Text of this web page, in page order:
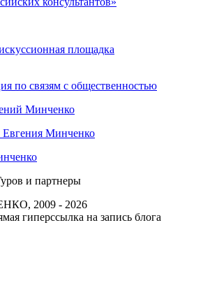
площадка
по связям с общественностью
Минченко
Минченко
и партнеры
2009 - 2026
гиперссылка на запись блога